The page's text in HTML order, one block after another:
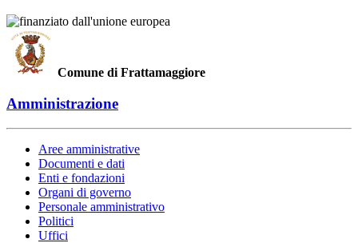
Comune di Frattamaggiore
Amministrazione
Aree amministrative
Documenti e dati
Enti e fondazioni
Organi di governo
Personale amministrativo
Politici
Uffici